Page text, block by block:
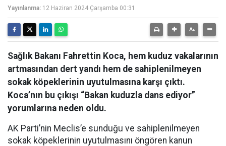
Yayınlanma: 12 Haziran 2024 Çarşamba 00:31
Sağlık Bakanı Fahrettin Koca, hem kuduz vakalarının
artmasından dert yandı hem de sahiplenilmeyen
sokak köpeklerinin uyutulmasına karşı çıktı.
Koca’nın bu çıkışı “Bakan kuduzla dans ediyor”
yorumlarına neden oldu.
AK Parti’nin Meclis’e sunduğu ve sahiplenilmeyen
sokak köpeklerinin uyutulmasını öngören kanun